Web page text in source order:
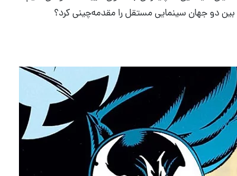
دو جهان سینمایی مستقل را مقدمه‌چینی کرد؟